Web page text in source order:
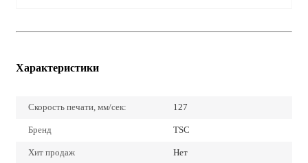
Характеристики
Скорость печати, мм/сек: 127
Бренд TSC
Хит продаж Нет